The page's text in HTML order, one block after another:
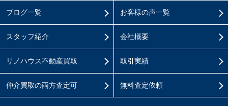
ブログ一覧
スタッフ紹介
リノハウス不動産買取
仲介買取の両方査定可
お客様の声一覧
会社概要
取引実績
無料査定依頼